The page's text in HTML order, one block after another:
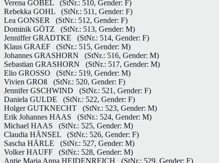
Verena GÖBEL
(StNr.: 510, Gender: F)
Rebekka GOHL
(StNr.: 511, Gender: F)
Lea GONSER
(StNr.: 512, Gender: F)
Dominik GÖTZ
(StNr.: 513, Gender: M)
Jenniffer GRADTKE
(StNr.: 514, Gender: F)
Klaus GRAEF
(StNr.: 515, Gender: M)
Johannes GRASHORN
(StNr.: 516, Gender: M)
Sebastian GRASHORN
(StNr.: 517, Gender: M)
Elio GROSSO
(StNr.: 519, Gender: M)
Vivien GROß
(StNr.: 520, Gender: F)
Jennifer GSCHWIND
(StNr.: 521, Gender: F)
Daniela GULDE
(StNr.: 522, Gender: F)
Holger GUTKNECHT
(StNr.: 523, Gender: M)
Erik Johannes HAAS
(StNr.: 524, Gender: M)
Michael HAAS
(StNr.: 525, Gender: M)
Claudia HÄNSEL
(StNr.: 526, Gender: F)
Sascha HÄRLE
(StNr.: 527, Gender: M)
Volker HAUFF
(StNr.: 528, Gender: M)
Antje Maria Anna HEIDENREICH
(StNr.: 529, Gender: F)